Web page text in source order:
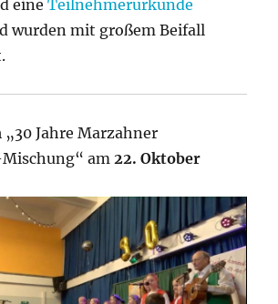
eineTeilnehmerurkunde
wurden mit großem Beifall
„30 Jahre Marzahner
am 22. Oktober